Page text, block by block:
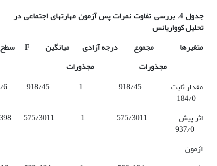
جدول 4. بررسی تفاوت نمرات پس آزمون مهارت­های اجتماعی در
تحلیل کوواریانس
متغیر­ها مجموع درجه آزادی میانگین
سطح
مجذورات مجذورات
آزمون